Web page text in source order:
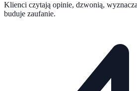
Klienci czytają opinie, dzwonią,
buduje zaufanie.